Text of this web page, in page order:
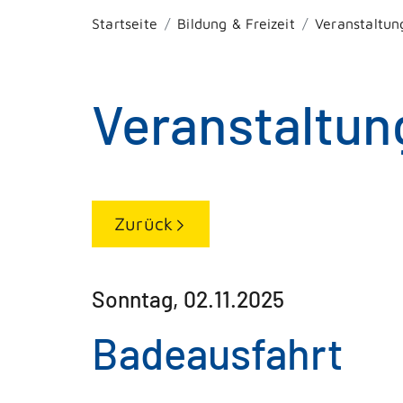
Startseite Bildung & Freizeit
Zurück
Sonntag, 02.11.2025
Badeausfahrt